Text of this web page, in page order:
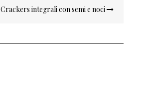
Crackers integrali con semi e noci